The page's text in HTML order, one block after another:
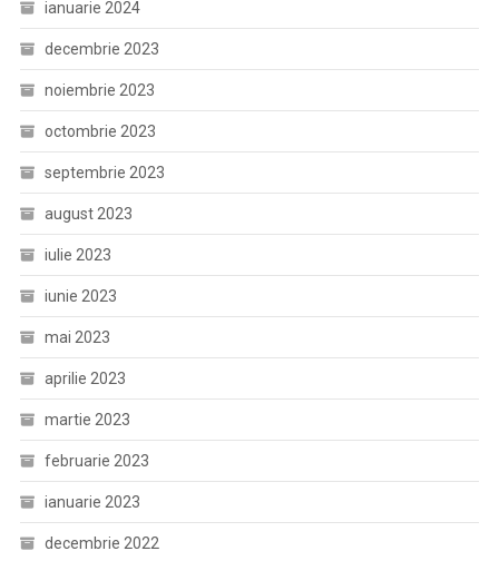
ianuarie 2024
decembrie 2023
noiembrie 2023
octombrie 2023
septembrie 2023
august 2023
iulie 2023
iunie 2023
mai 2023
aprilie 2023
martie 2023
februarie 2023
ianuarie 2023
decembrie 2022